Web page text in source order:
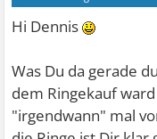
Hi Dennis
Was Du da gerade
dem Ringekauf
"irgendwann" mal